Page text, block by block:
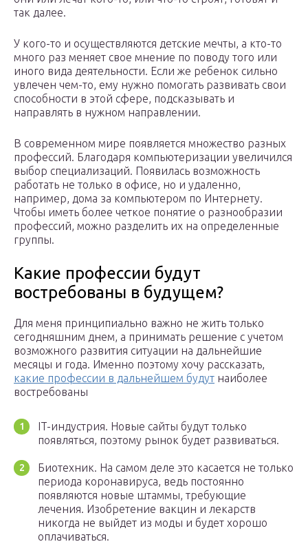
так далее.
У кого-то и осуществляются детские мечты, а кто-то
много раз меняет свое мнение по поводу того или
иного вида деятельности. Если же ребенок сильно
увлечен чем-то, ему нужно помогать развивать свои
способности в этой сфере, подсказывать и
направлять в нужном направлении.
В современном мире появляется множество разных
профессий. Благодаря компьютеризации увеличился
выбор специализаций. Появилась возможность
работать не только в офисе, но и удаленно,
например, дома за компьютером по Интернету.
Чтобы иметь более четкое понятие о разнообразии
профессий, можно разделить их на определенные
группы.
Какие профессии будут
востребованы в будущем?
Для меня принципиально важно не жить только
сегодняшним днем, а принимать решение с учетом
возможного развития ситуации на дальнейшие
месяцы и года. Именно поэтому хочу рассказать,
какие профессии в дальнейшем будут наиболее
востребованы
IT-индустрия. Новые сайты будут только
появляться, поэтому рынок будет развиваться.
Биотехник. На самом деле это касается не только
периода коронавируса, ведь постоянно
появляются новые штаммы, требующие
лечения. Изобретение вакцин и лекарств
никогда не выйдет из моды и будет хорошо
оплачиваться.